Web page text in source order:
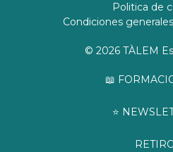
Politica de
Condiciones
© 2026 TÀLEM
📖
⭐️